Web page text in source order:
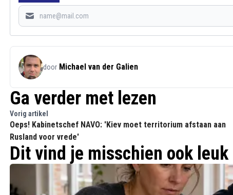
door Michael van der Galien
Ga verder met lezen
Vorig artikel
Oeps! Kabinetschef NAVO: 'Kiev moet territorium afstaan aan
Rusland voor vrede'
Dit vind je misschien ook leuk